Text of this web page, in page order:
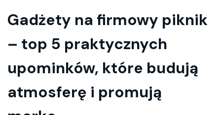
Gadżety na firmowy piknik
– top 5 praktycznych
upominków, które budują
atmosferę i promują